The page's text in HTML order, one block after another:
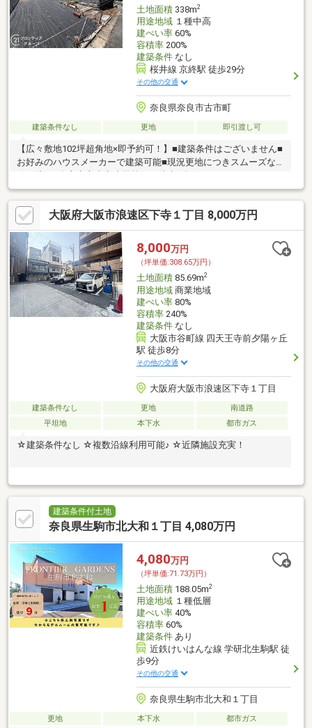
土地面積338m2
用途地域１種中高
建ぺい率60%
容積率200%
建築条件なし
桜井線 京終駅 徒歩29分
その他の交通
奈良県奈良市古市町
建築条件なし 更地 即引渡し可
【広々敷地102坪超角地×即予約可！】■建築条件はございません■
お好みのハウスメーカーで建築可能■現況更地につきスムーズな
大阪府大阪市浪速区下寺１丁目 8,000万円
8,000万円
（坪単価:308.65万円）
土地面積85.69m2
用途地域商業地域
建ぺい率80%
容積率240%
建築条件なし
大阪市谷町線 四天王寺前夕陽ヶ丘
駅 徒歩8分
その他の交通
大阪府大阪市浪速区下寺１丁目
建築条件なし 更地
南道路
平坦地
本下水 都市ガス
☆建築条件なし ☆複数沿線利用可能♪ ☆近隣施設充実！
建築条件付土地
奈良県生駒市北大和１丁目 4,080万円
4,080万円
（坪単価:71.73万円）
土地面積188.05m2
用途地域１種低層
建ぺい率40%
容積率60%
建築条件あり
近鉄けいはんな線 学研北生駒駅 徒
歩9分
その他の交通
奈良県生駒市北大和１丁目
更地 本下水
都市ガス